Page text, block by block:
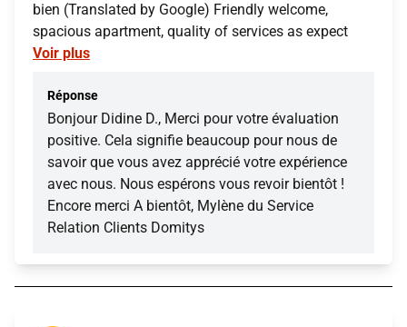
bien (Translated by Google) Friendly welcome,
spacious apartment, quality of services as expect
Voir plus
Réponse
Bonjour Didine D., Merci pour votre évaluation
positive. Cela signifie beaucoup pour nous de
savoir que vous avez apprécié votre expérience
avec nous. Nous espérons vous revoir bientôt !
Encore merci A bientôt, Mylène du Service
Relation Clients Domitys